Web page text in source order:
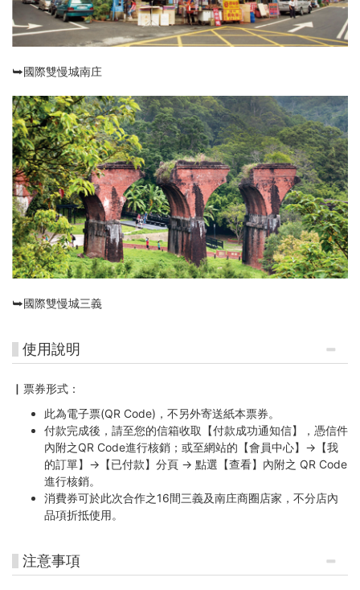
⮩國際雙慢城南庄
⮩國際雙慢城三義
使用說明
▏票券形式：
此為電子票(QR Code)，不另外寄送紙本票券。
付款完成後，請至您的信箱收取【付款成功通知信】，憑信件
內附之QR Code進行核銷；或至網站的【會員中心】→【我
的訂單】→【已付款】分頁 → 點選【查看】內附之 QR Code
進行核銷。
消費券可於此次合作之16間三義及南庄商圈店家，不分店內
品項折抵使用。
注意事項